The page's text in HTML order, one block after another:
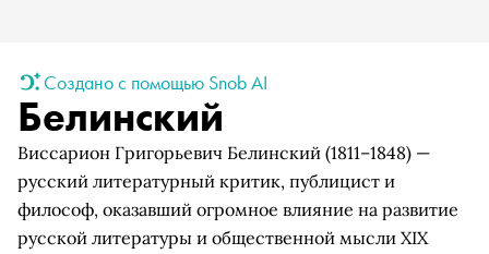
Создано с помощью Snob AI
Белинский
Виссарион Григорьевич Белинский (1811–1848) —
русский литературный критик, публицист и
философ, оказавший огромное влияние на развитие
русской литературы и общественной мысли XIX